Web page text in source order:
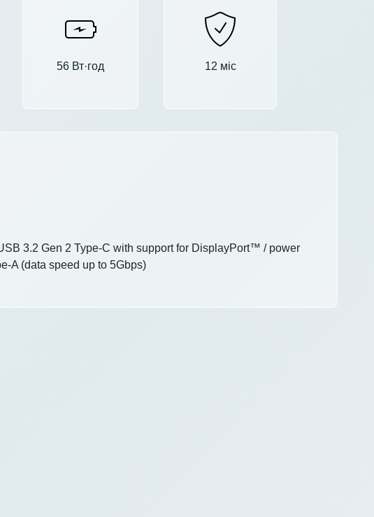
56 Вт·год 12 міс
3.2 Gen 2 Type-C with support for DisplayPort™ / power
A (data speed up to 5Gbps)